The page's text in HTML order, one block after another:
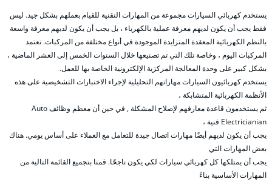
يستخدم كهربائي السيارات مجموعة من المهارات التقنية للقيام بعملهم بشكل جيد. ليس
فقط يجب أن يكون لديهم معرفة عملية بالكهرباء ، بل يجب أن يكون لديهم معرفة واسعة
بالنظم الكهربائية المعقدة المتزايدة الموجودة في أنواع مختلفة من المركبات. تعتمد
المركبات اليوم ، وخاصة تلك التي تم تصنيعها خلال السنوات الخمس إلى العشر الماضية ،
بشكل كبير على وحدة المعالجة المركزية الإلكترونية الخاصة بها للعمل.
يستخدم كهربائيون السيارات مهاراتهم التحليلية لإجراء الاختبارات التشخيصية على هذه
الأنظمة الكهربائية المتشابكة ،
ثم يستخدمون قاعدة معارفهم لإصلاح المشكلة , في حين أن معظم وظائف Auto
Electricianian فنية ،
يجب أن يكون لديهم أيضًا مهارات اتصال جيدة للتعامل مع العملاء على أساس يومي. هناك
بعض المهارات التي
يجب أن يمتلكها كل كهربائي سيارات لكي يكون ناجحًا. قمنا بتجميع القائمة التالية من
المهارات الأساسية بناءً